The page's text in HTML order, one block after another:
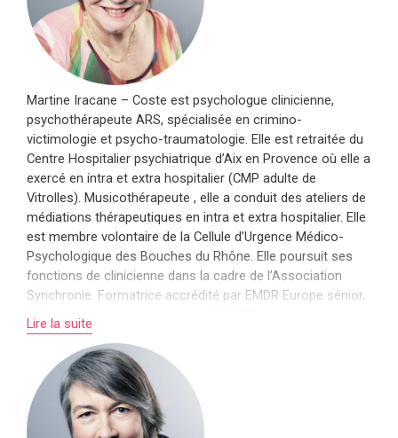
Martine Iracane – Coste est psychologue clinicienne,
psychothérapeute ARS, spécialisée en crimino-
victimologie et psycho-traumatologie. Elle est retraitée du
Centre Hospitalier psychiatrique d’Aix en Provence où elle a
exercé en intra et extra hospitalier (CMP adulte de
Vitrolles). Musicothérapeute , elle a conduit des ateliers de
médiations thérapeutiques en intra et extra hospitalier. Elle
est membre volontaire de la Cellule d’Urgence Médico-
Psychologique des Bouches du Rhône. Elle poursuit ses
fonctions de clinicienne dans la cadre de l’Association
Synchronie. Formatrice accrédité par EMDR Europe sénior,
elle intervient principalement à l’IFEMDR et poursuit ses
fonctions de superviseur EMDR Europe dans le cadre de
l’association EMDR France. Elle est actuellement chargée
de cours à l’Université de Lorraine et anime depuis 2012 la
formation EMDR dans le cadre du DU de psycho
traumatologie et thérapie EMDR à l’UDL Centre Pierre Janet
et intervient dans de nombreux DU en France sur de
Lire la suite